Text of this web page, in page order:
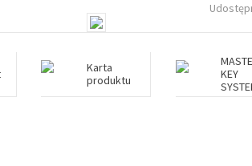
Karta
produktu
KEY